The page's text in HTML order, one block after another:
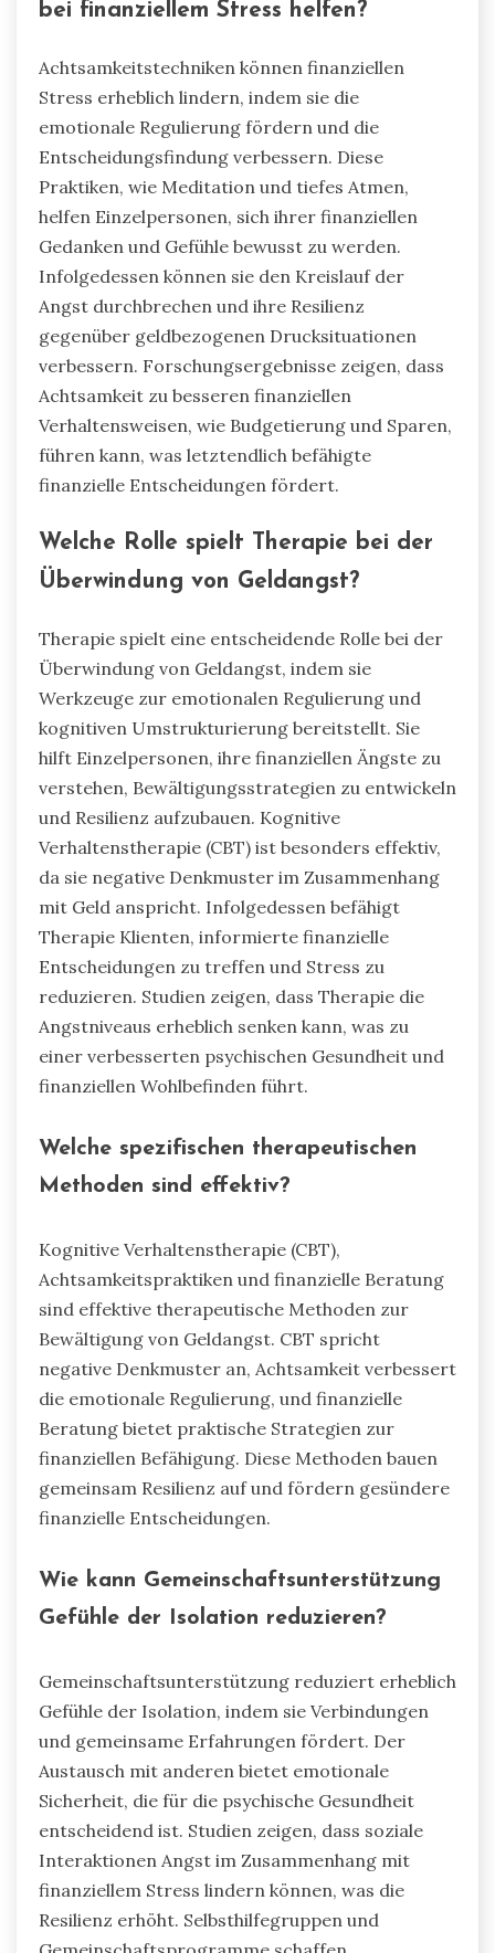
und fördern eine positive Denkweise. Kognitive
negative Gedanken über Finanzen
umzuformulieren und befähigte Entscheidungen
zu treffen. Der Aufbau einer unterstützenden
Gemeinschaft kann ebenfalls emotionale
Unterstützung bieten und bessere
Bewältigungsmechanismen ermöglichen.
Regelmäßige finanzielle Bildungssitzungen
befähigen Einzelpersonen mit Wissen,
reduzieren Unsicherheit und Angst.
Wie können Achtsamkeitstechniken
bei finanziellem Stress helfen?
Achtsamkeitstechniken können finanziellen
Stress erheblich lindern, indem sie die
Entscheidungsfindung verbessern. Diese
Praktiken, wie Meditation und tiefes Atmen,
Gedanken und Gefühle bewusst zu werden.
Infolgedessen können sie den Kreislauf der
Angst durchbrechen und ihre Resilienz
gegenüber geldbezogenen Drucksituationen
verbessern. Forschungsergebnisse zeigen, dass
Achtsamkeit zu besseren finanziellen
Verhaltensweisen, wie Budgetierung und Sparen,
führen kann, was letztendlich befähigte
finanzielle Entscheidungen fördert.
Welche Rolle spielt Therapie bei der
Überwindung von Geldangst?
Therapie spielt eine entscheidende Rolle bei der
Überwindung von Geldangst, indem sie
Werkzeuge zur emotionalen Regulierung und
hilft Einzelpersonen, ihre finanziellen Ängste zu
verstehen, Bewältigungsstrategien zu entwickeln
Verhaltenstherapie (CBT) ist besonders effektiv,
da sie negative Denkmuster im Zusammenhang
mit Geld anspricht. Infolgedessen befähigt
Therapie Klienten, informierte finanzielle
Entscheidungen zu treffen und Stress zu
reduzieren. Studien zeigen, dass Therapie die
Angstniveaus erheblich senken kann, was zu
einer verbesserten psychischen Gesundheit und
finanziellen Wohlbefinden führt.
Methoden sind effektiv?
Achtsamkeitspraktiken und finanzielle Beratung
sind effektive therapeutische Methoden zur
Bewältigung von Geldangst. CBT spricht
negative Denkmuster an, Achtsamkeit verbessert
die emotionale Regulierung, und finanzielle
Beratung bietet praktische Strategien zur
finanziellen Befähigung. Diese Methoden bauen
gemeinsam Resilienz auf und fördern gesündere
finanzielle Entscheidungen.